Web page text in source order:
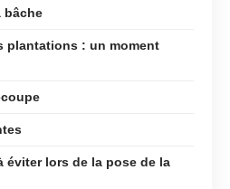
bâche
plantations : un moment
éviter lors de la pose de la